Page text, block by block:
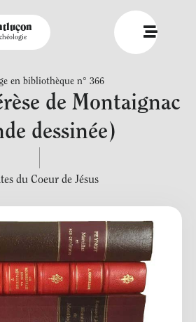
en bibliothèque n° 366
de Montaignac
dessinée)
du Coeur de Jésus